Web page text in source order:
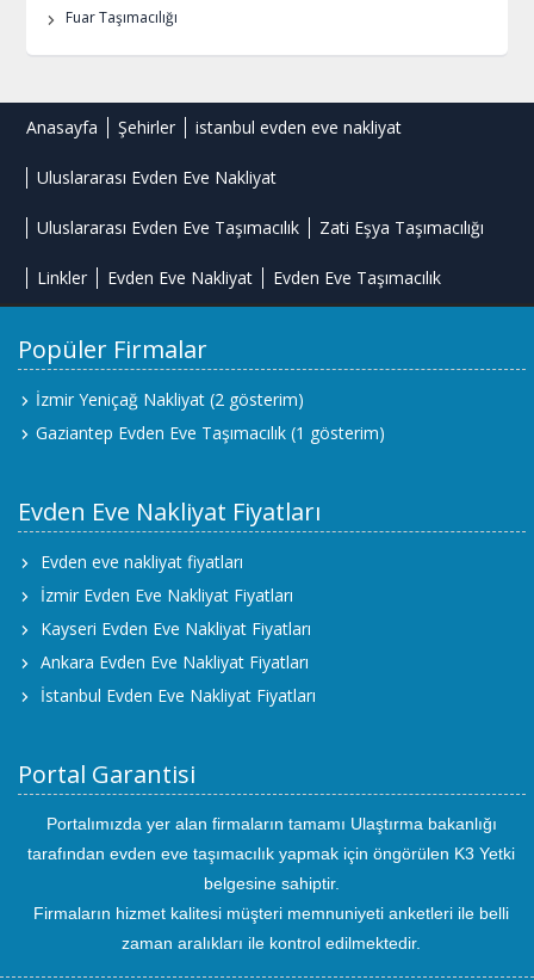
Fuar Taşımacılığı
Anasayfa Şehirler istanbul evden eve nakliyat
Uluslararası Evden Eve Nakliyat
Uluslararası Evden Eve Taşımacılık Zati Eşya Taşımacılığı
Linkler Evden Eve Nakliyat Evden Eve Taşımacılık
Popüler Firmalar
İzmir Yeniçağ Nakliyat (2 gösterim)
Gaziantep Evden Eve Taşımacılık (1 gösterim)
Evden Eve Nakliyat Fiyatları
Evden eve nakliyat fiyatları
İzmir Evden Eve Nakliyat Fiyatları
Kayseri Evden Eve Nakliyat Fiyatları
Ankara Evden Eve Nakliyat Fiyatları
İstanbul Evden Eve Nakliyat Fiyatları
Portal Garantisi
Portalımızda yer alan firmaların tamamı Ulaştırma bakanlığı
tarafından evden eve taşımacılık yapmak için öngörülen K3 Yetki
belgesine sahiptir.
Firmaların hizmet kalitesi müşteri memnuniyeti anketleri ile belli
zaman aralıkları ile kontrol edilmektedir.